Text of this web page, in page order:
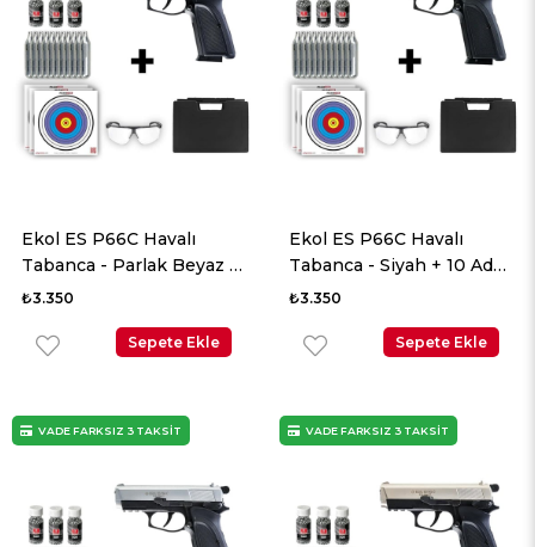
Ekol ES P66C Havalı
Tabanca - Parlak Beyaz +
10 Adet Co2 + 3 Adet
Çantası + Balistik Gözlük
₺3.350
Sepete Ekle
Ekol ES P66C Havalı
Tabanca - Siyah + 10 Adet
Co2 + 3 Adet 4.5mm BB +
Gözlük
₺3.350
Sepete Ekle
VADE FARKSIZ 3 TAKSİT VADE FARKSIZ 3 TAKSİT